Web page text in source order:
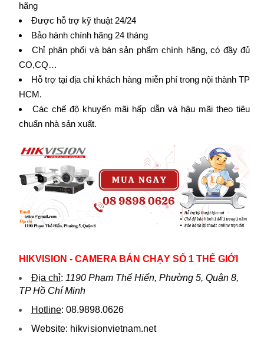
hãng
Được hỗ trợ kỹ thuật 24/24
Bảo hành chính hãng 24 tháng
Chỉ phân phối và bán sản phẩm chính hãng, có đầy đủ
CO,CQ…
Hỗ trợ tại địa chỉ khách hàng miễn phí trong nội thành TP
HCM.
Các chế độ khuyến mãi hấp dẫn và hậu mãi theo tiêu
chuẩn nhà sản xuất.
HIKVISION - CAMERA BÁN CHẠY SỐ 1 THẾ GIỚI
Địa chỉ: 1190 Phạm Thế Hiển, Phường 5, Quận 8,
TP Hồ Chí Minh
Hotline: 08.9898.0626
Website: hikvi sionvietnam.net